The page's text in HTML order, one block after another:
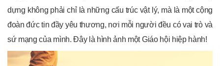
dựng không phải chỉ là những cấu trúc vật lý, mà là một cộng
đoàn đức tin đầy yêu thương, nơi mỗi người đều có vai trò và
sứ mạng của mình. Đây là hình ảnh một Giáo hội hiệp hành!